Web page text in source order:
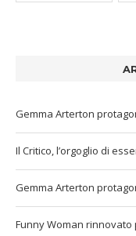
Gemma Arterton
Il Critico, l’orgoglio di
Gemma Arterton
Funny Woman rinnovato